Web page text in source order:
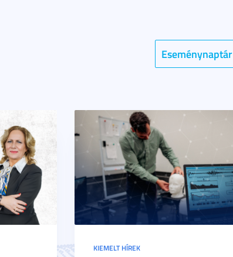
Eseménynaptár
KIEMELT HÍREK